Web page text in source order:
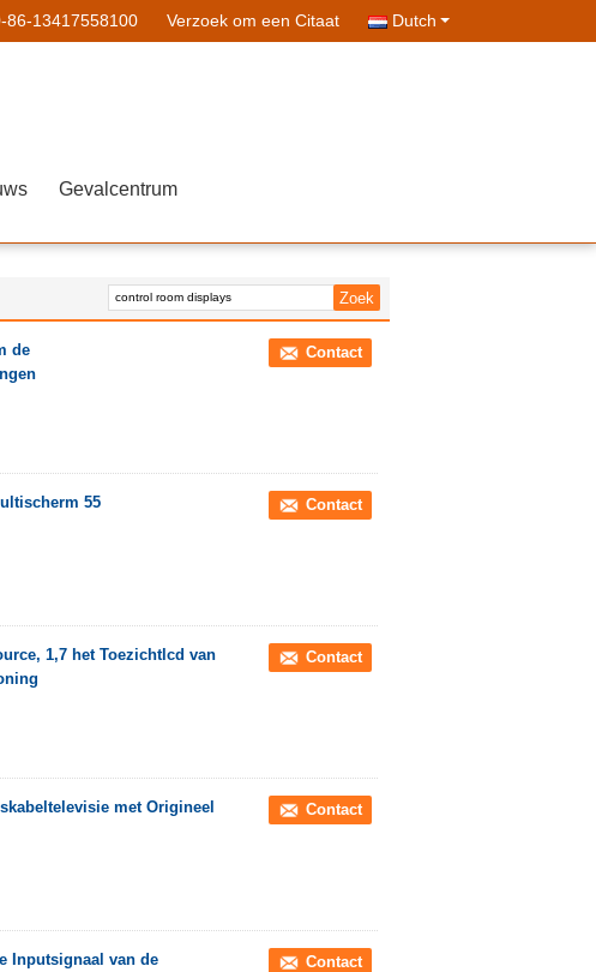
86-13417558100 Verzoek om een Citaat Dutch
Gevalcentrum
de
Contact
55
Contact
1,7 het Toezichtlcd van
Contact
met Origineel
Contact
Inputsignaal van de
Contact